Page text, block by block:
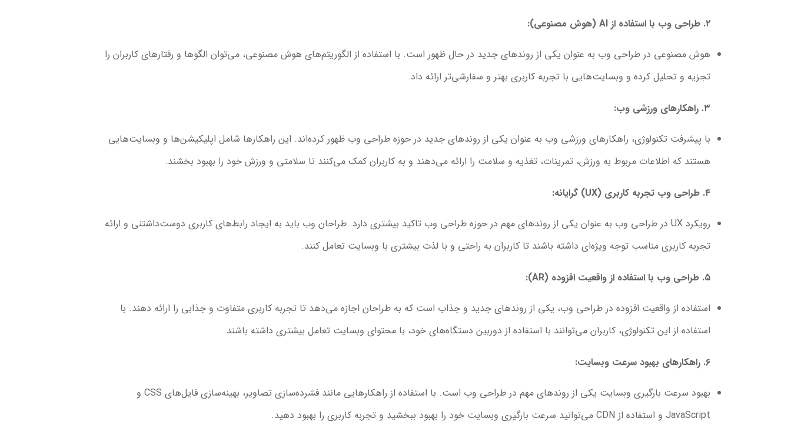
۲. طراحی وب با استفاده از AI (هوش مصنوعی):
هوش مصنوعی در طراحی وب به عنوان یکی از روندهای جدید در حال ظهور است. با استفاده از الگوریتم‌های هوش مصنوعی، می‌توان الگوها و رفتارهای کاربران را
تجزیه و تحلیل کرده و وبسایت‌هایی با تجربه کاربری بهتر و سفارشی‌تر ارائه داد.
۳. راهکارهای ورزشی وب:
با پیشرفت تکنولوژی، راهکارهای ورزشی وب به عنوان یکی از روندهای جدید در حوزه طراحی وب ظهور کرده‌اند. این راهکارها شامل اپلیکیشن‌ها و وبسایت‌هایی
هستند که اطلاعات مربوط به ورزش، تمرینات، تغذیه و سلامت را ارائه می‌دهند و به کاربران کمک می‌کنند تا سلامتی و ورزش خود را بهبود بخشند.
۴. طراحی وب تجربه کاربری (UX) گرایانه:
رویکرد UX در طراحی وب به عنوان یکی از روندهای مهم در حوزه طراحی وب تاکید بیشتری دارد. طراحان وب باید به ایجاد رابط‌های کاربری دوست‌داشتنی و ارائه
تجربه کاربری مناسب توجه ویژه‌ای داشته باشند تا کاربران به راحتی و با لذت بیشتری با وبسایت تعامل کنند.
۵. طراحی وب با استفاده از واقعیت افزوده (AR):
استفاده از واقعیت افزوده در طراحی وب، یکی از روندهای جدید و جذاب است که به طراحان اجازه می‌دهد تا تجربه کاربری متفاوت و جذابی را ارائه دهند. با
استفاده از این تکنولوژی، کاربران می‌توانند با استفاده از دوربین دستگاه‌های خود، با محتوای وبسایت تعامل بیشتری داشته باشند.
۶. راهکارهای بهبود سرعت وبسایت:
بهبود سرعت بارگیری وبسایت یکی از روندهای مهم در طراحی وب است. با استفاده از راهکارهایی مانند فشرده‌سازی تصاویر، بهینه‌سازی فایل‌های CSS و
JavaScript و استفاده از CDN می‌توانید سرعت بارگیری وبسایت خود را بهبود ببخشید و تجربه کاربری را بهبود دهید.